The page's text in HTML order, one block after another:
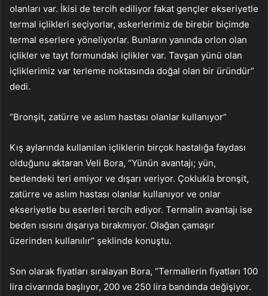
olanları var. İkisi de tercih ediliyor fakat gençler ekseriyetle
termal içlikleri seçiyorlar, askerlerimiz de birebir biçimde
termal eserlere yöneliyorlar. Bunların yanında orlon olan
içlikler ve tayt formundaki içlikler var. Tavşan yünü olan
içliklerimiz var terleme noktasında doğal olan bir üründür”
dedi.
“Bronşit, zatürre ve aslım hastası olanlar kullanıyor”
Kış aylarında kullanılan içliklerin birçok hastalığa faydası
olduğunu aktaran Veli Bora, “Yünün avantajı; yün,
bedendeki teri emiyor ve dışarı veriyor. Çoklukla bronşit,
zatürre ve aslım hastası olanlar kullanıyor ve onlar
ekseriyetle bu eserleri tercih ediyor. Termalin avantajı ise
beden ısısını dışarıya bırakmıyor. Olağan çamaşır
üzerinden kullanılır” şeklinde konuştu.
Son olarak fiyatları sıralayan Bora, “Termallerin fiyatları 100
lira civarında başlıyor, 200 ve 250 lira bandında değişiyor.